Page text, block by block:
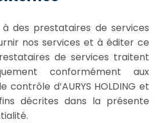
à des prestataires de services
nos services et à éditer ce
de services traitent
conformément aux
d’AURYS HOLDING et
décrites dans la présente